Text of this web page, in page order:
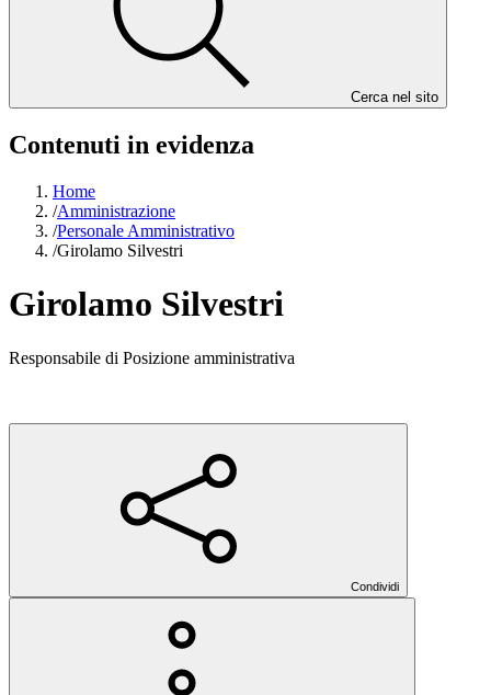
Cerca nel sito
Contenuti in evidenza
Home
/Amministrazione
/Personale Amministrativo
/Girolamo Silvestri
Girolamo Silvestri
Responsabile di Posizione amministrativa
Condividi